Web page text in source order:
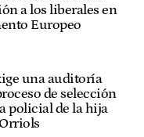
a los liberales en
Europeo
una auditoría
de selección
policial de la hija